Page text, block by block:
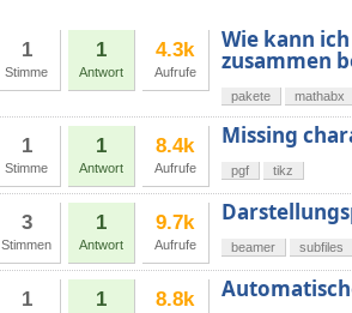
1
Stimme
1
Antwort
4.3k
Aufrufe
Wie kann
zusammen
pakete mathabx
1
Stimme
1
Antwort
8.4k
Aufrufe
Missing
pgf tikz
3
Stimmen
1
Antwort
9.7k
Aufrufe beamer subfiles
1 1 8.8k